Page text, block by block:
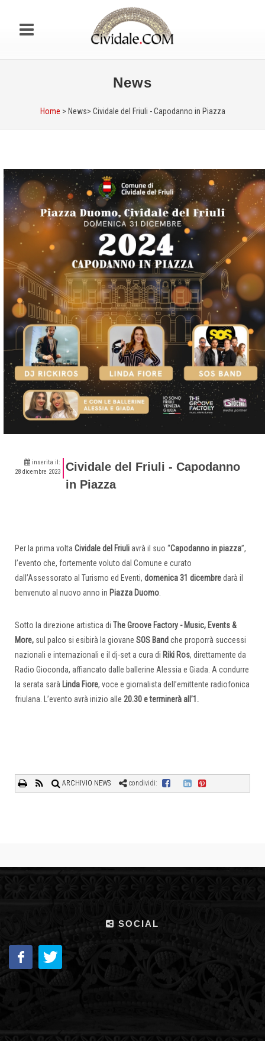
News
Home > News> Cividale del Friuli - Capodanno in Piazza
inserita il:
28 dicembre 2023
Cividale del Friuli - Capodanno
in Piazza
Per la prima volta Cividale del Friuliavrà il suo “Capodanno in piazza”,
l’evento che, fortemente voluto dal Comune e curato
dall’Assessorato al Turismo ed Eventi, domenica 31 dicembredarà il
benvenuto al nuovo anno in Piazza Duomo
Sotto la direzione artistica di The Groove Factory - Music, Events &
More, sul palco si esibirà la giovane SOS Band che proporrà successi
nazionali e internazionali e il dj-set a cura di Riki Ros, direttamente da
Radio Gioconda, affiancato dalle ballerine Alessia e Giada. A condurre
la serata sarà Linda Fiore, voce e giornalista dell’emittente radiofonica
friulana. L’evento avrà inizio alle 20.30 e terminerà all’1.
ARCHIVIO NEWS condividi:
SOCIAL